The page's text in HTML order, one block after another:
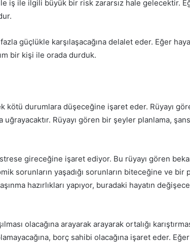
iş ile ilgili büyük bir risk zararsız hale gelecektir.
güçlükle karşılaşacağına delalet eder. Eğer
bir kişi ile orada durduk.
kötü durumlara düşeceğine işaret eder. Rüyayı
uğrayacaktır. Rüyayı gören bir şeyler planlama,
strese gireceğine işaret ediyor. Bu rüyayı gören
sorunların yaşadığı sorunların biteceğine ve bir
hazırlıkları yapıyor, buradaki hayatın
olacağına arayarak arayarak ortalığı
borç sahibi olacağına işaret eder.